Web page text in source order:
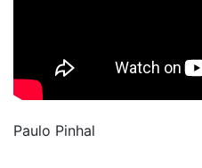
Paulo Pinhal